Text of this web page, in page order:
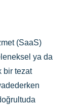
(SaaS)
ya da
bir tezat